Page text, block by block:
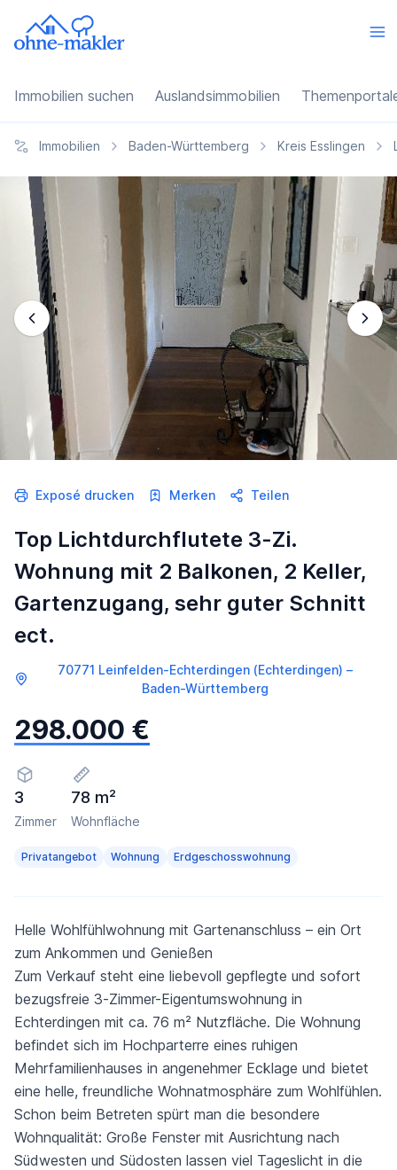
Immobilien suchen Auslandsimmobilien
Immobilien Baden-Württemberg Kreis Esslingen
Exposé drucken Merken Teilen
Top Lichtdurchflutete 3-Zi.
Wohnung mit 2 Balkonen, 2 Keller,
Gartenzugang, sehr guter Schnitt
ect.
70771 Leinfelden-Echterdingen (Echterdingen) –
Baden-Württemberg
298.000 €
3
Zimmer
78 m²
Wohnfläche
Privatangebot Wohnung Erdgeschosswohnung
Helle Wohlfühlwohnung mit Gartenanschluss – ein Ort
zum Ankommen und Genießen
Zum Verkauf steht eine liebevoll gepflegte und sofort
bezugsfreie 3-Zimmer-Eigentumswohnung in
Echterdingen mit ca. 76 m² Nutzfläche. Die Wohnung
befindet sich im Hochparterre eines ruhigen
Mehrfamilienhauses in angenehmer Ecklage und bietet
eine helle, freundliche Wohnatmosphäre zum Wohlfühlen.
Schon beim Betreten spürt man die besondere
Wohnqualität: Große Fenster mit Ausrichtung nach
Südwesten und Südosten lassen viel Tageslicht in die